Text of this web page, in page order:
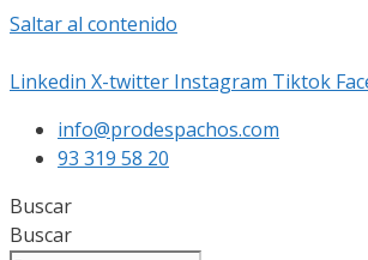
Saltar al contenido
Linkedin X-twitter Instagram Tiktok
info@prodespachos.com
93 319 58 20
Buscar
Buscar